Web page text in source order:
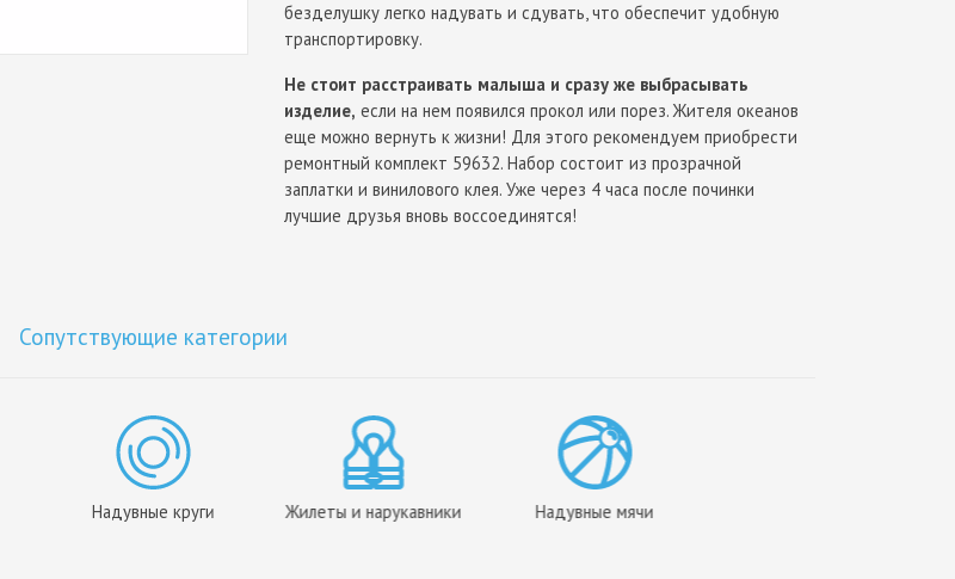
безделушку легко надувать и сдувать, что обеспечит удобную
транспортировку.
Не стоит расстраивать малыша и сразу же выбрасывать
изделие, если на нем появился прокол или порез. Жителя океанов
еще можно вернуть к жизни! Для этого рекомендуем приобрести
ремонтный комплект 59632. Набор состоит из прозрачной
заплатки и винилового клея. Уже через 4 часа после починки
лучшие друзья вновь воссоединятся!
Сопутствующие категории
Надувные круги Жилеты и нарукавники Надувные мячи